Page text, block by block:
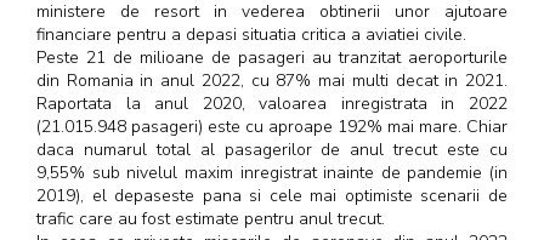
ministere de resort in vederea obtinerii unor ajutoare
financiare pentru a depasi situatia critica a aviatiei civile.
Peste 21 de milioane de pasageri au tranzitat aeroporturile
din Romania in anul 2022, cu 87% mai multi decat in 2021.
Raportata la anul 2020, valoarea inregistrata in 2022
(21.015.948 pasageri) este cu aproape 192% mai mare. Chiar
daca numarul total al pasagerilor de anul trecut este cu
9,55% sub nivelul maxim inregistrat inainte de pandemie (in
2019), el depaseste pana si cele mai optimiste scenarii de
trafic care au fost estimate pentru anul trecut.